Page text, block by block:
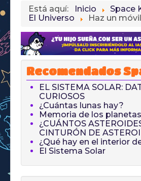
Está aquí: Inicio
Space
El Universo
Haz un
Recomendados
EL SISTEMA SOLAR:
CURIOSOS
¿Cuántas lunas hay?
Memoria de los planetas
¿CUÁNTOS
CINTURÓN DE
¿Qué hay en el interior
El Sistema Solar